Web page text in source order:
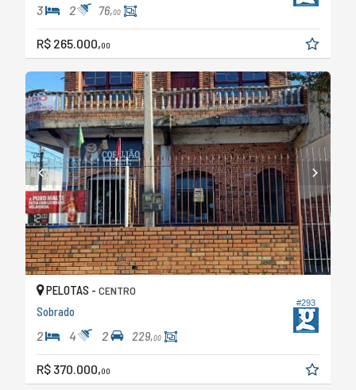
3 2 76,00
R$ 265.000,00
#293
PELOTAS - CENTRO
Sobrado
2 4 2 229,00
R$ 370.000,00